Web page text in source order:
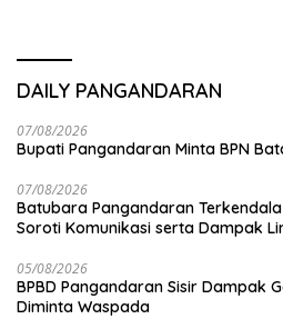
DAILY PANGANDARAN
07/08/2026
Bupati Pangandaran Minta BPN
07/08/2026
Batubara Pangandaran Terkendala
Soroti Komunikasi serta Dampak
05/08/2026
BPBD Pangandaran Sisir Dampak
Diminta Waspada